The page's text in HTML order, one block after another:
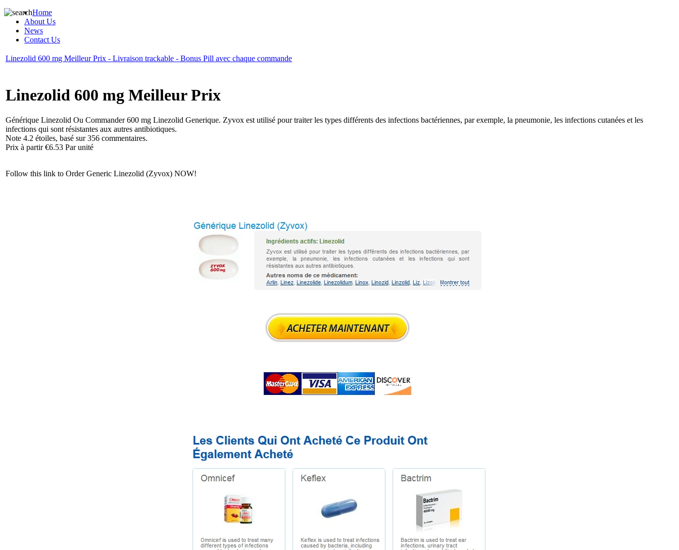
Home
About Us
News
Contact Us
Linezolid 600 mg Meilleur Prix - Livraison trackable - Bonus Pill avec chaque commande
Linezolid 600 mg Meilleur Prix
Générique Linezolid Ou Commander 600 mg Linezolid Generique. Zyvox est utilisé pour traiter les types différents des infections bactériennes, par exemple, la pneumonie, les infections cutanées et les
infections qui sont résistantes aux autres antibiotiques.
Note 4.2 étoiles, basé sur356 commentaires.
Prix à partir€6.53 Par unité
Follow this link to Order Generic Linezolid (Zyvox) NOW!